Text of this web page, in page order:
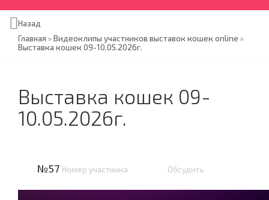
Назад
Главная »Видеоклипы участников выставок кошек online »
Выставка кошек 09-10.05.2026г.
Выставка кошек 09-
10.05.2026г.
№57 Номер участника Обсудить